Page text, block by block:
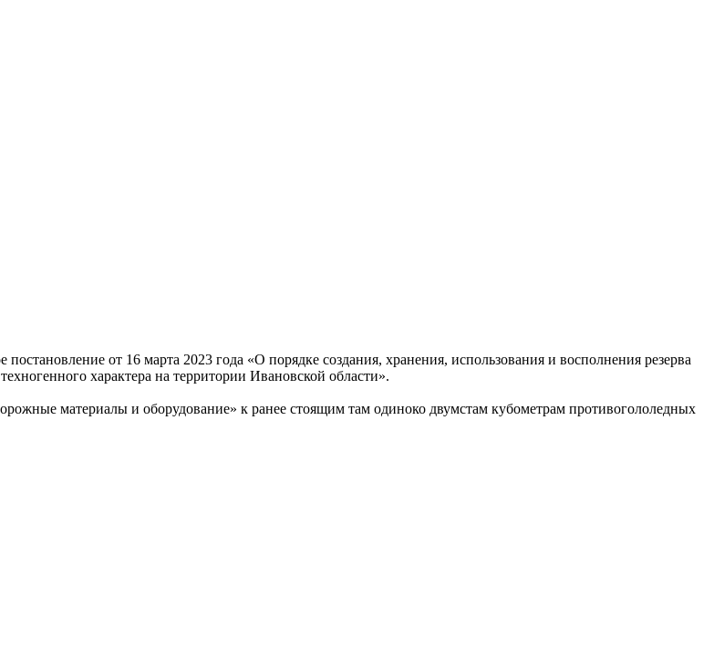
от 16 марта 2023 года «О порядке создания, хранения, использования и восполнения резерва
характера на территории Ивановской области».
материалы и оборудование» к ранее стоящим там одиноко двумстам кубометрам противогололедных